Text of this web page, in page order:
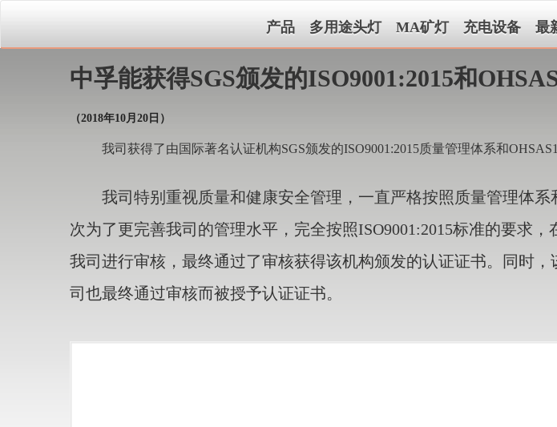
产品 多用途头灯 MA矿灯 充电设备 最
中孚能获得SGS颁发的ISO9001:2015和
（2018年10月20日）
我司获得了由国际著名认证机构SGS颁发的ISO9001:2015质量管理体系和
我司特别重视质量和健康安全管理，一直严格按照质量管理体系
次为了更完善我司的管理水平，完全按照ISO9001:2015标准的要求
我司进行审核，最终通过了审核获得该机构颁发的认证证书。同时
司也最终通过审核而被授予认证证书。